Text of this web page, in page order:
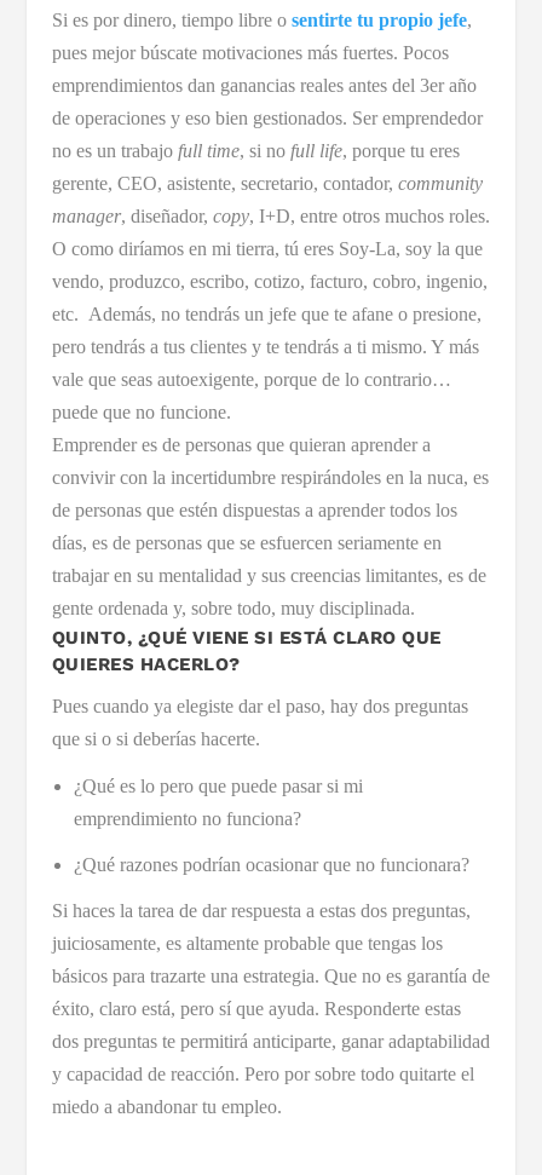
Si es por dinero, tiempo libre o sentirte tu propio jefe,
pues mejor búscate motivaciones más fuertes. Pocos
emprendimientos dan ganancias reales antes del 3er año
de operaciones y eso bien gestionados. Ser emprendedor
no es un trabajo full time, si no full life, porque tu eres
gerente, CEO, asistente, secretario, contador, community
manager, diseñador, copy, I+D, entre otros muchos roles.
O como diríamos en mi tierra, tú eres Soy-La, soy la que
vendo, produzco, escribo, cotizo, facturo, cobro, ingenio,
etc. Además, no tendrás un jefe que te afane o presione,
pero tendrás a tus clientes y te tendrás a ti mismo. Y más
vale que seas autoexigente, porque de lo contrario…
puede que no funcione.
Emprender es de personas que quieran aprender a
convivir con la incertidumbre respirándoles en la nuca, es
de personas que estén dispuestas a aprender todos los
días, es de personas que se esfuercen seriamente en
trabajar en su mentalidad y sus creencias limitantes, es de
gente ordenada y, sobre todo, muy disciplinada.
QUINTO, ¿QUÉ VIENE SI ESTÁ CLARO QUE
QUIERES HACERLO?
Pues cuando ya elegiste dar el paso, hay dos preguntas
que si o si deberías hacerte.
¿Qué es lo pero que puede pasar si mi
emprendimiento no funciona?
¿Qué razones podrían ocasionar que no funcionara?
Si haces la tarea de dar respuesta a estas dos preguntas,
juiciosamente, es altamente probable que tengas los
básicos para trazarte una estrategia. Que no es garantía de
éxito, claro está, pero sí que ayuda. Responderte estas
dos preguntas te permitirá anticiparte, ganar adaptabilidad
y capacidad de reacción. Pero por sobre todo quitarte el
miedo a abandonar tu empleo.